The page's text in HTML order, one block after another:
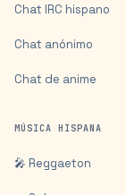
Chat IRC hispano
Chat anónimo
Chat de anime
MÚSICA HISPANA
🎤 Reggaeton